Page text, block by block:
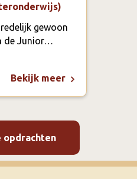
gewoon
de Junior…
Bekijk meer
opdrachten